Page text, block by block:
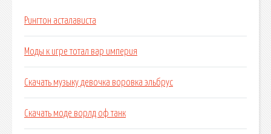
Рингтон асталависта
Моды к игре тотал вар империя
Скачать музыку девочка воровка эльбрус
Скачать моде ворлд оф танк